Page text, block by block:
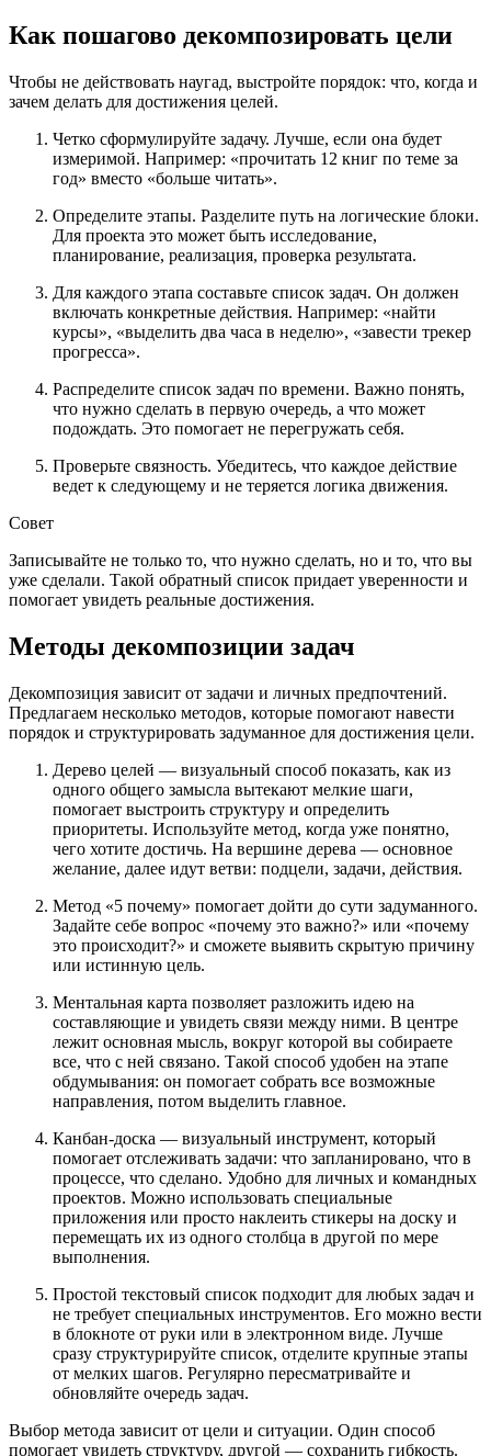
Как пошагово декомпозировать цели
Чтобы не действовать наугад, выстройте порядок: что, когда и
зачем делать для достижения целей.
Четко сформулируйте задачу. Лучше, если она будет
измеримой. Например: «прочитать 12 книг по теме за
год» вместо «больше читать».
Определите этапы. Разделите путь на логические блоки.
Для проекта это может быть исследование,
планирование, реализация, проверка результата.
Для каждого этапа составьте список задач. Он должен
включать конкретные действия. Например: «найти
курсы», «выделить два часа в неделю», «завести трекер
прогресса».
Распределите список задач по времени. Важно понять,
что нужно сделать в первую очередь, а что может
подождать. Это помогает не перегружать себя.
Проверьте связность. Убедитесь, что каждое действие
ведет к следующему и не теряется логика движения.
Совет
Записывайте не только то, что нужно сделать, но и то, что вы
уже сделали. Такой обратный список придает уверенности и
помогает увидеть реальные достижения.
Методы декомпозиции задач
Декомпозиция зависит от задачи и личных предпочтений.
Предлагаем несколько методов, которые помогают навести
порядок и структурировать задуманное для достижения цели.
Дерево целей — визуальный способ показать, как из
одного общего замысла вытекают мелкие шаги,
помогает выстроить структуру и определить
приоритеты. Используйте метод, когда уже понятно,
чего хотите достичь. На вершине дерева — основное
желание, далее идут ветви: подцели, задачи, действия.
Метод «5 почему» помогает дойти до сути задуманного.
Задайте себе вопрос «почему это важно?» или «почему
это происходит?» и сможете выявить скрытую причину
или истинную цель.
Ментальная карта позволяет разложить идею на
составляющие и увидеть связи между ними. В центре
лежит основная мысль, вокруг которой вы собираете
все, что с ней связано. Такой способ удобен на этапе
обдумывания: он помогает собрать все возможные
направления, потом выделить главное.
Канбан-доска — визуальный инструмент, который
помогает отслеживать задачи: что запланировано, что в
процессе, что сделано. Удобно для личных и командных
проектов. Можно использовать специальные
приложения или просто наклеить стикеры на доску и
перемещать их из одного столбца в другой по мере
выполнения.
Простой текстовый список подходит для любых задач и
не требует специальных инструментов. Его можно вести
в блокноте от руки или в электронном виде. Лучше
сразу структурируйте список, отделите крупные этапы
от мелких шагов. Регулярно пересматривайте и
обновляйте очередь задач.
Выбор метода зависит от цели и ситуации. Один способ
помогает увидеть структуру, другой — сохранить гибкость.